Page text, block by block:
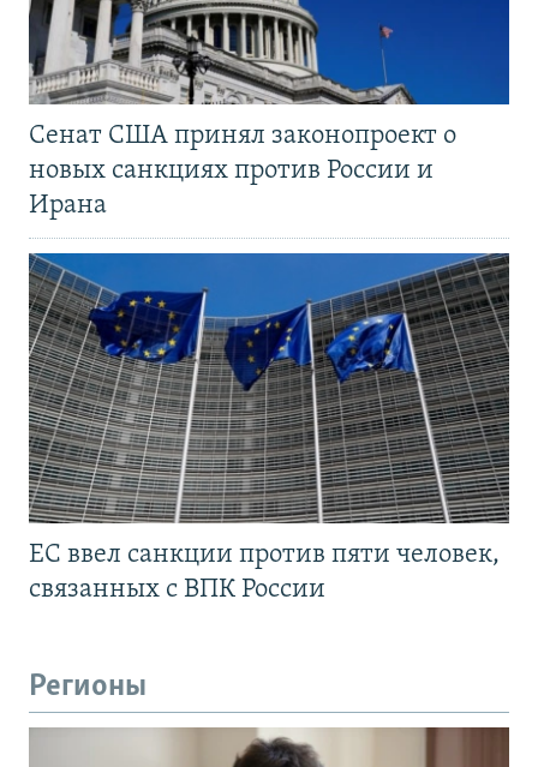
Сенат США принял законопроект о
новых санкциях против России и
Ирана
ЕС ввел санкции против пяти человек,
связанных с ВПК России
Регионы